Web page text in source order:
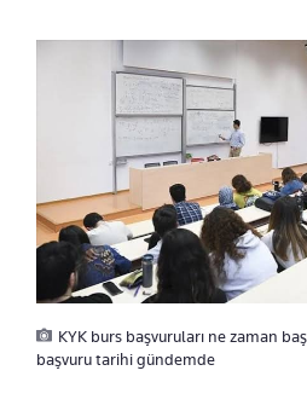
KYK burs başvuruları ne zaman
başvuru tarihi gündemde